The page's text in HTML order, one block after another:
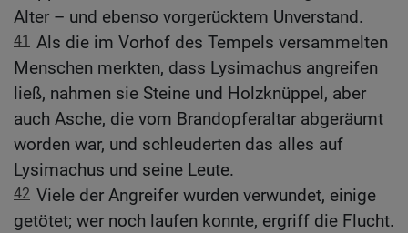
Alter – und ebenso vorgerücktem Unverstand.
41 Als die im Vorhof des Tempels versammelten
Menschen merkten, dass Lysimachus angreifen
ließ, nahmen sie Steine und Holzknüppel, aber
auch Asche, die vom Brandopferaltar abgeräumt
worden war, und schleuderten das alles auf
Lysimachus und seine Leute.
42 Viele der Angreifer wurden verwundet, einige
getötet; wer noch laufen konnte, ergriff die Flucht.